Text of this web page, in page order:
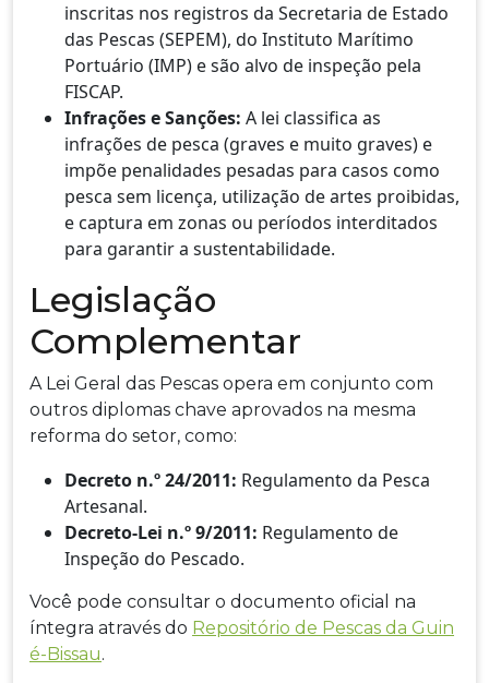
inscritas nos registros da Secretaria de Estado
das Pescas (SEPEM), do Instituto Marítimo
Portuário (IMP) e são alvo de inspeção pela
FISCAP.
Infrações e Sanções: A lei classifica as
infrações de pesca (graves e muito graves) e
impõe penalidades pesadas para casos como
pesca sem licença, utilização de artes proibidas,
e captura em zonas ou períodos interditados
para garantir a sustentabilidade.
Legislação
Complementar
A Lei Geral das Pescas opera em conjunto com
outros diplomas chave aprovados na mesma
reforma do setor, como:
Decreto n.º 24/2011: Regulamento da Pesca
Artesanal.
Decreto-Lei n.º 9/2011: Regulamento de
Inspeção do Pescado.
Você pode consultar o documento oficial na
íntegra através do Repositório de Pescas da Guin
é-Bissau.